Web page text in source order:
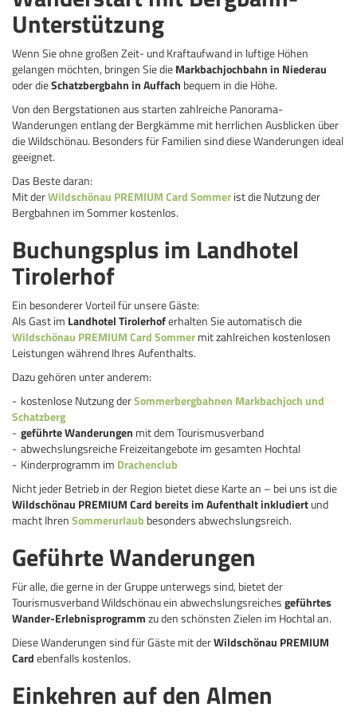
Unterstützung
Wenn Sie ohne großen Zeit- und Kraftaufwand in luftige Höhen
gelangen möchten, bringen Sie dieMarkbachjochbahn in Niederau
oder dieSchatzbergbahn in Auffach bequem in die Höhe.
Von den Bergstationen aus starten zahlreiche Panorama-
Wanderungen entlang der Bergkämme mit herrlichen Ausblicken über
die Wildschönau. Besonders für Familien sind diese Wanderungen ideal
geeignet.
Das Beste daran:
Mit derWildschönau PREMIUM Card Sommerist die Nutzung der
Bergbahnen im Sommer kostenlos.
Buchungsplus im Landhotel
Tirolerhof
Ein besonderer Vorteil für unsere Gäste:
Als Gast im Landhotel Tirolerhoferhalten Sie automatisch die
Wildschönau PREMIUM Card Sommermit zahlreichen kostenlosen
Leistungen während Ihres Aufenthalts.
Dazu gehören unter anderem:
kostenlose Nutzung derSommerbergbahnen Markbachjoch und
Schatzberg
geführte Wanderungen mit dem Tourismusverband
abwechslungsreiche Freizeitangebote im gesamten Hochtal
Kinderprogramm im Drachenclub
Nicht jeder Betrieb in der Region bietet diese Karte an – bei uns ist die
Wildschönau PREMIUM Card bereits im Aufenthalt inkludiertund
macht IhrenSommerurlaub besonders abwechslungsreich.
Geführte Wanderungen
Für alle, die gerne in der Gruppe unterwegs sind, bietet der
Tourismusverband Wildschönau ein abwechslungsreichesgeführtes
Wander-Erlebnisprogrammzu den schönsten Zielen im Hochtal an.
Diese Wanderungen sind für Gäste mit derWildschönau PREMIUM
Cardebenfalls kostenlos.
Einkehren auf den Almen